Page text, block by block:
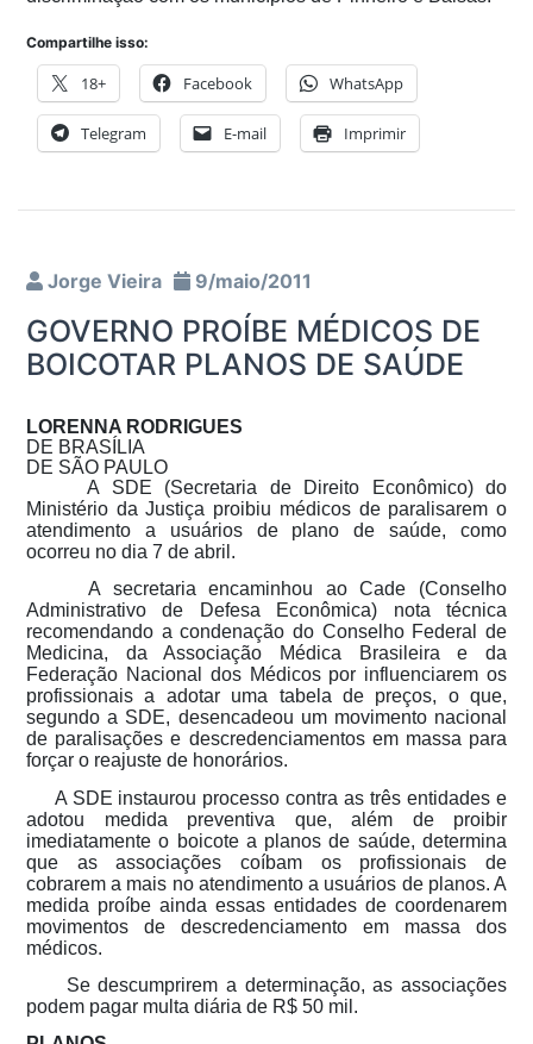
Compartilhe isso:
18+ Facebook WhatsApp
Telegram E-mail Imprimir
Jorge Vieira 9/maio/2011
GOVERNO PROÍBE MÉDICOS DE
BOICOTAR PLANOS DE SAÚDE
LORENNA RODRIGUES
DE BRASÍLIA
DE SÃO PAULO
A SDE (Secretaria de Direito Econômico) do
Ministério da Justiça proibiu médicos de paralisarem o
atendimento a usuários de plano de saúde, como
ocorreu no dia 7 de abril.
A secretaria encaminhou ao Cade (Conselho
Administrativo de Defesa Econômica) nota técnica
recomendando a condenação do Conselho Federal de
Medicina, da Associação Médica Brasileira e da
Federação Nacional dos Médicos por influenciarem os
profissionais a adotar uma tabela de preços, o que,
segundo a SDE, desencadeou um movimento nacional
de paralisações e descredenciamentos em massa para
forçar o reajuste de honorários.
A SDE instaurou processo contra as três entidades e
adotou medida preventiva que, além de proibir
imediatamente o boicote a planos de saúde, determina
que as associações coíbam os profissionais de
cobrarem a mais no atendimento a usuários de planos. A
medida proíbe ainda essas entidades de coordenarem
movimentos de descredenciamento em massa dos
médicos.
Se descumprirem a determinação, as associações
podem pagar multa diária de R$ 50 mil.